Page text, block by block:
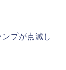
プが点滅し